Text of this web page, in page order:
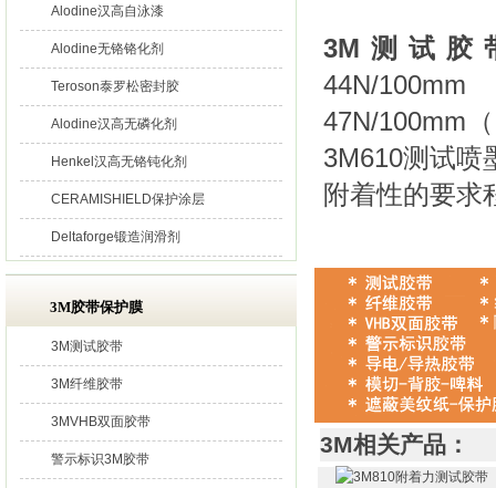
Alodine汉高自泳漆
Alodine无铬铬化剂
Teroson泰罗松密封胶
Alodine汉高无磷化剂
Henkel汉高无铬钝化剂
CERAMISHIELD保护涂层
Deltaforge锻造润滑剂
3M胶带保护膜
3M测试胶带
3M纤维胶带
3MVHB双面胶带
警示标识3M胶带
3M测试胶
44N/
47N/100mm
3M610测试喷
附着性的要求
3M相关产品：